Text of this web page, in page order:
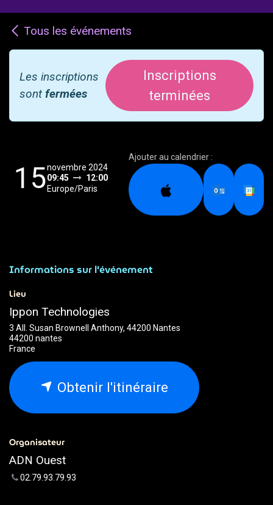
Tous les événements
Les inscriptions
sont fermées
Inscriptions
terminées
15novembre 2024
09:45
12:00
Europe/Paris
Ajouter au calendrier :
Informations sur l'événement
Lieu
Ippon Technologies
3 All. Susan Brownell Anthony, 44200 Nantes
44200 nantes
France
Obtenir l'itinéraire
Organisateur
ADN Ouest
02.79.93.79.93